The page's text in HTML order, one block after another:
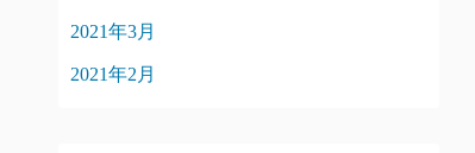
2021年3月
2021年2月